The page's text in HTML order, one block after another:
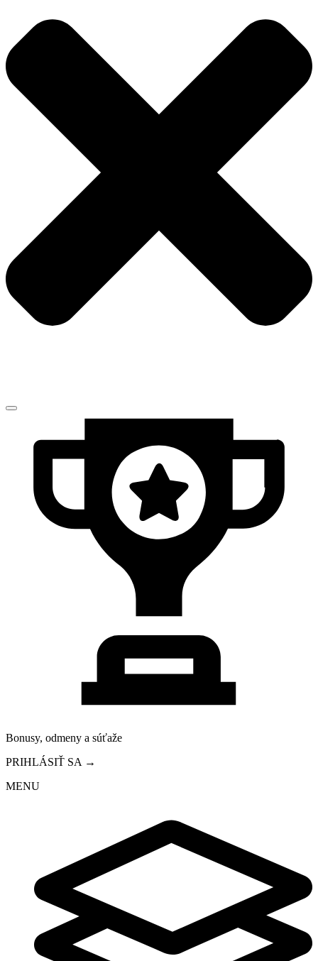
Bonusy, odmeny a súťaže
PRIHLÁSIŤ SA →
MENU